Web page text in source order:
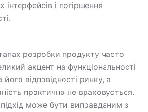
інтерфейсів і погіршення
розробки продукту часто
акцент на функціональності
відповідності ринку, а
практично не враховується.
може бути виправданим з